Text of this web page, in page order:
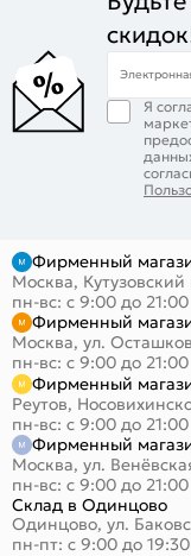
Я
Фирменный
Москва,
пн-вс: с 9:00 до 21:00
Фирменный
Москва, ул.
пн-вс: с 9:00 до 21:00
Фирменный
Реутов,
пн-вс: с 9:00 до 21:00
Фирменный
Москва, ул.
пн-вс: с 9:00 до 21:00
Склад в Одинцово
Одинцово, ул.
пн-пт: с 9:00 до 19:30